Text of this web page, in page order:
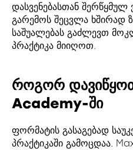
დასვენებასთან შერწყმულ
გარემოს შეცვლა ხშირად
საშუალებას გაძლევთ
პრაქტიკა მიიღოთ.
როგორ
Academy-ში
ფორმატის გასაგებად
პრაქტიკაში გამოცდაა.